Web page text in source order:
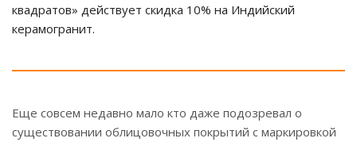
квадратов» действует скидка 10% на Индийский
керамогранит.
Еще совсем недавно мало кто даже подозревал о
существовании облицовочных покрытий с маркировкой